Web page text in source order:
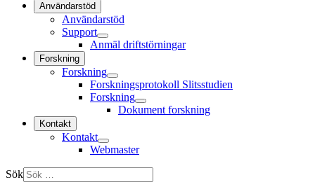
Användarstöd
Användarstöd
Support
Anmäl driftstörningar
Forskning
Forskning
Forskningsprotokoll Slitsstudien
Forskning
Dokument forskning
Kontakt
Kontakt
Webmaster
Sök